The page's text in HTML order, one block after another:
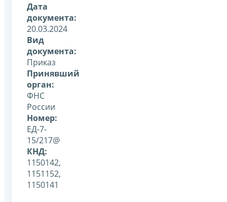
Дата
документа:
20.03.2024
Вид
документа:
Приказ
Принявший
орган:
ФНС
России
Номер:
ЕД-7-
15/217@
КНД:
1150142,
1151152,
1150141